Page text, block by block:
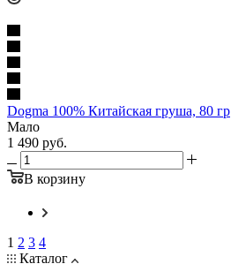
Dogma 100% Китайская груша, 80 гр
Мало
1 490 руб.
В корзину
1 2 3 4
Каталог